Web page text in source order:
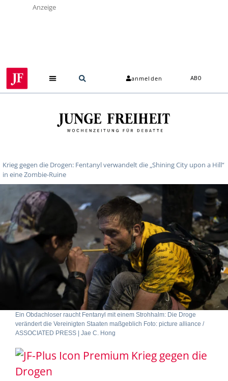
Anzeige
anmelden ABO
Krieg gegen die Drogen: Fentanyl verwandelt die „Shining City upon a Hill“
in eine Zombie-Ruine
Ein Obdachloser raucht Fentanyl mit einem Strohhalm: Die Droge
verändert die Vereinigten Staaten maßgeblich Foto: picture alliance /
ASSOCIATED PRESS | Jae C. Hong
Krieg gegen die
Drogen